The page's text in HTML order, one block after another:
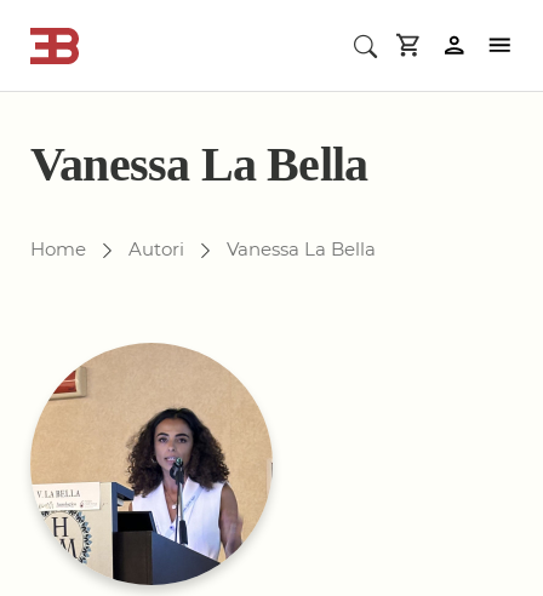
Cerca corsi ECM o altro
Vanessa La Bella
Home Autori Vanessa La Bella